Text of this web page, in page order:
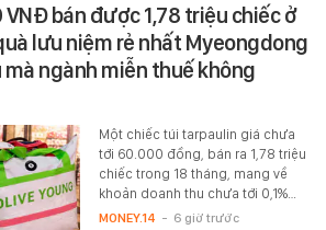
bán được 1,78 triệu chiếc ở
lưu niệm rẻ nhất Myeongdong
ngành miễn thuế không
Một chiếc túi tarpaulin giá chưa
tới 60.000 đồng, bán ra 1,78 triệu
chiếc trong 18 tháng, mang về
khoản doanh thu chưa tới 0,1%…
MONEY.14 - 6 giờ trước